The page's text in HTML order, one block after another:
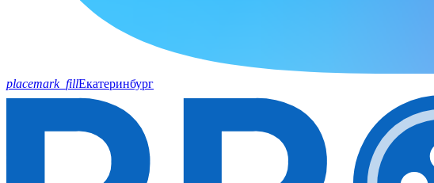
placemark_fillЕкатеринбург